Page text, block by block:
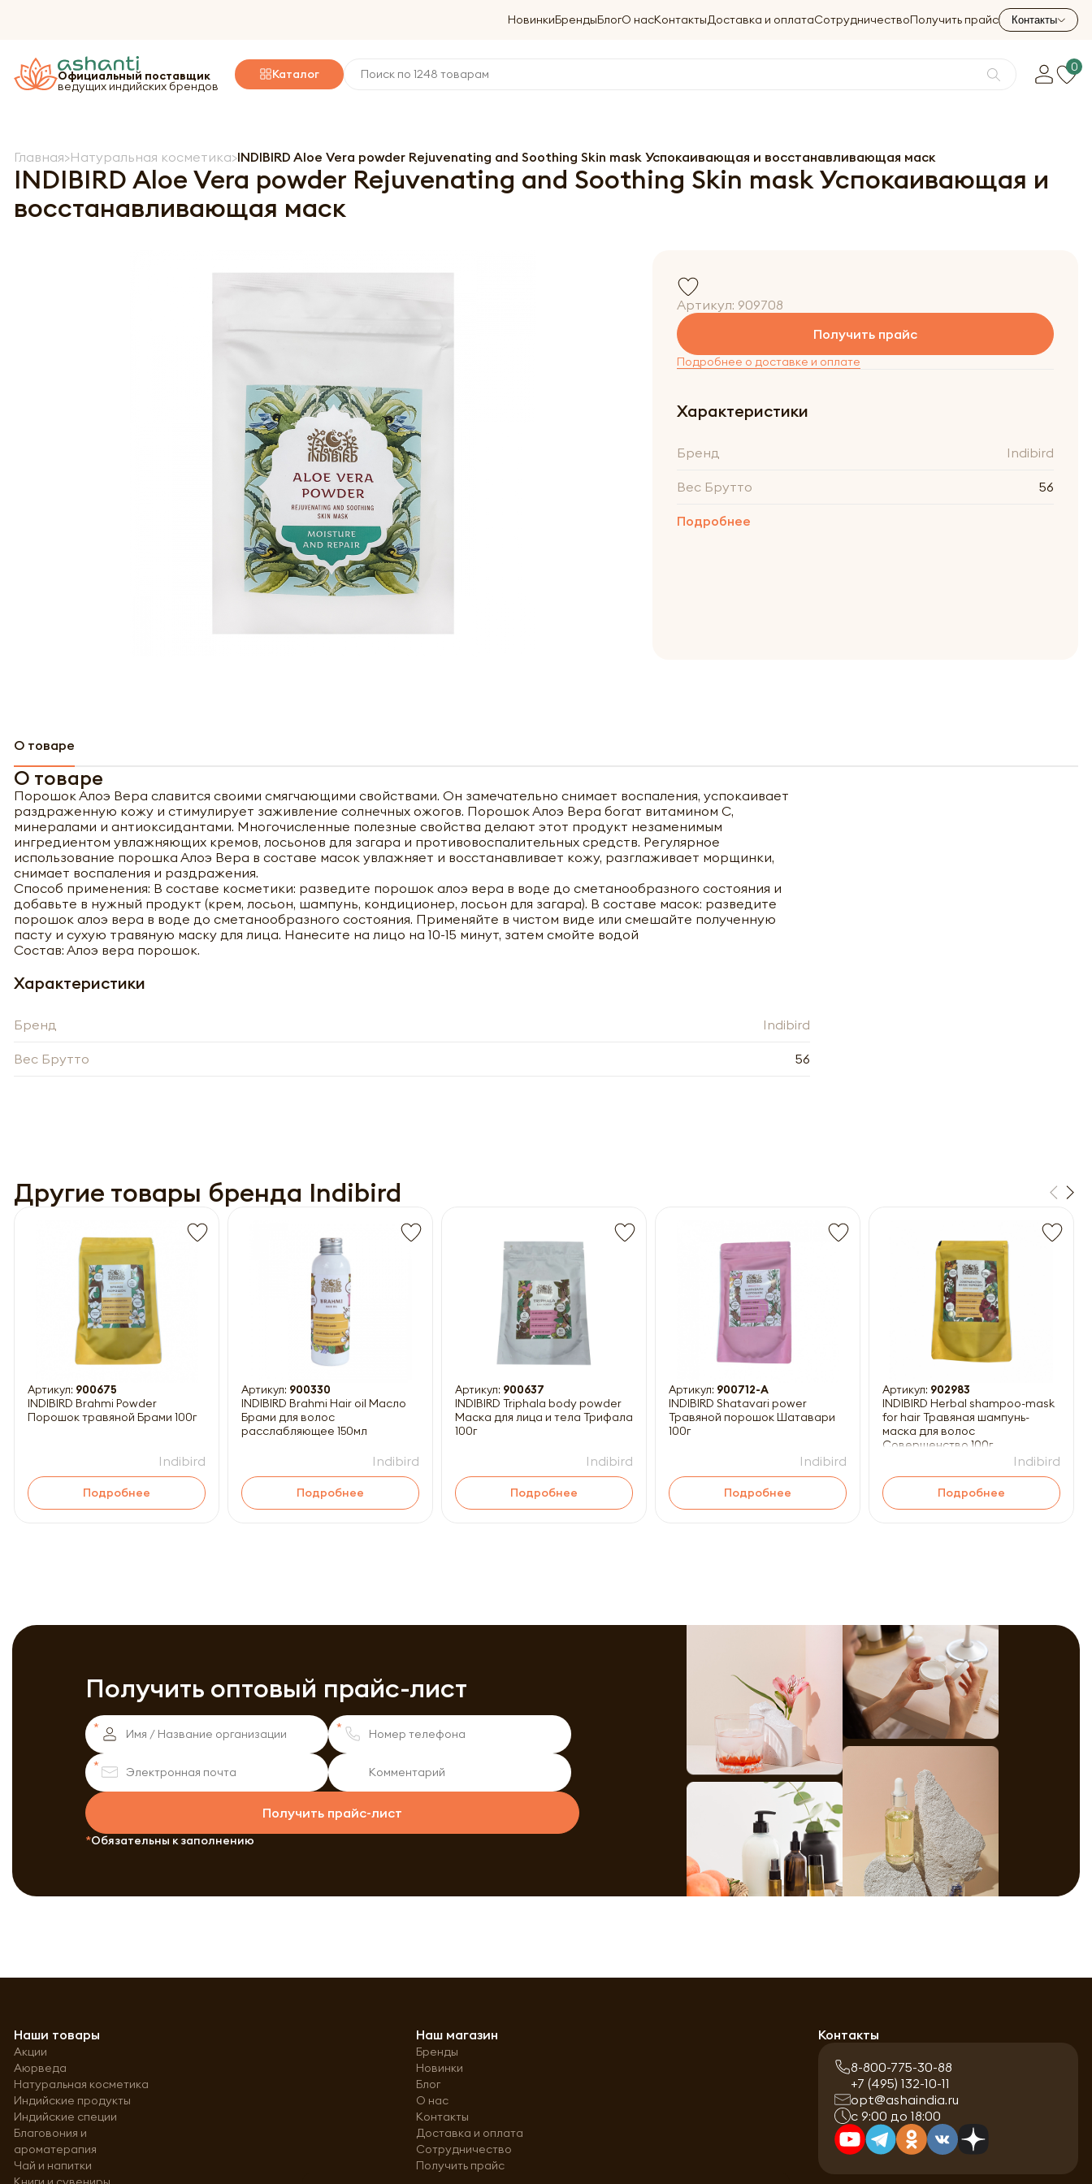
НовинкиБрендыБлогО насКонтактыДоставка и оплатаСотрудничествоПолучить прайс Контакты
Официальный поставщик
ведущих индийских брендов
Каталог 0
Главная Натуральная косметика INDIBIRD Aloe Vera powder Rejuvenating and Soothing Skin mask Успокаивающая и восстанавливающая маск
INDIBIRD Aloe Vera powder Rejuvenating and Soothing Skin mask Успокаивающая и
восстанавливающая маск
Артикул: 909708
Получить прайс
Подробнее о доставке и оплате
Характеристики
Бренд Indibird
Вес Брутто 56
Подробнее
О товаре
О товаре
Порошок Алоэ Вера славится своими смягчающими свойствами. Он замечательно снимает воспаления, успокаивает
раздраженную кожу и стимулирует заживление солнечных ожогов. Порошок Алоэ Вера богат витамином С,
минералами и антиоксидантами. Многочисленные полезные свойства делают этот продукт незаменимым
ингредиентом увлажняющих кремов, лосьонов для загара и противовоспалительных средств. Регулярное
использование порошка Алоэ Вера в составе масок увлажняет и восстанавливает кожу, разглаживает морщинки,
снимает воспаления и раздражения.
Способ применения: В составе косметики: разведите порошок алоэ вера в воде до сметанообразного состояния и
добавьте в нужный продукт (крем, лосьон, шампунь, кондиционер, лосьон для загара). В составе масок: разведите
порошок алоэ вера в воде до сметанообразного состояния. Применяйте в чистом виде или смешайте полученную
пасту и сухую травяную маску для лица. Нанесите на лицо на 10-15 минут, затем смойте водой
Состав: Алоэ вера порошок.
Характеристики
Бренд Indibird
Вес Брутто 56
Другие товары бренда Indibird
Артикул: 900675
INDIBIRD Brahmi Powder
Порошок травяной Брами 100г
Indibird
Подробнее
Артикул: 900330
INDIBIRD Brahmi Hair oil Масло
Брами для волос
расслабляющее 150мл
Indibird
Подробнее
Артикул: 900637
INDIBIRD Triphala body powder
Маска для лица и тела Трифала
100г
Indibird
Подробнее
Артикул: 900712-A
INDIBIRD Shatavari power
Травяной порошок Шатавари
100г
Indibird
Подробнее
Артикул: 902983
INDIBIRD Herbal shampoo-mask
for hair Травяная шампунь-
маска для волос
Совершенство 100г
Indibird
Подробнее
Получить оптовый прайс-лист
Получить прайс-лист
Обязательны к заполнению
Обязательны к заполнению
Наши товары
Акции
Аюрведа
Натуральная косметика
Индийские продукты
Индийские специи
Благовония и
ароматерапия
Чай и напитки
Наш магазин
Бренды
Новинки
Блог
О нас
Контакты
Доставка и оплата
Сотрудничество
Получить прайс
Контакты
8-800-775-30-88
+7 (495) 132-10-11
opt@ashaindia.ru
с 9:00 до 18:00